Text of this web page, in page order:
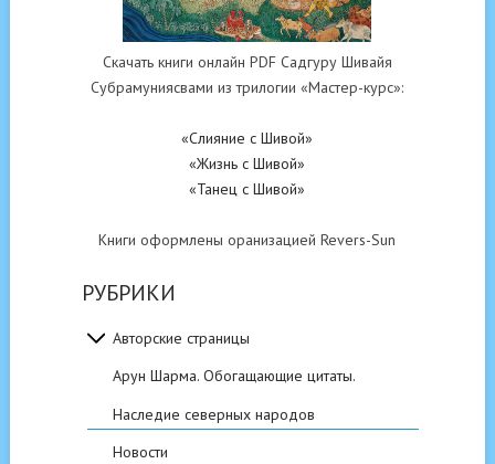
Скачать книги онлайн PDF Садгуру Шивайя
Субрамуниясвами из трилогии «Мастер-курс»:
«Слияние с Шивой»
«Жизнь с Шивой»
«Танец с Шивой»
Книги оформлены оранизацией Revers-Sun
РУБРИКИ
Авторские страницы
Арун Шарма. Обогащающие цитаты.
Наследие северных народов
Новости